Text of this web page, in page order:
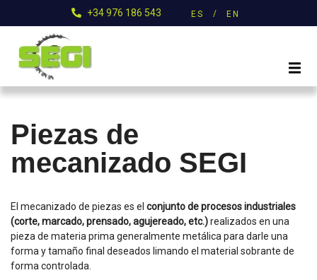
+34 976 186 543 ES EN
Piezas de
mecanizado SEGI
El mecanizado de piezas es el conjunto de procesos industriales
(corte, marcado, prensado, agujereado, etc.)realizados en una
pieza de materia prima generalmente metálica para darle una
forma y tamaño final deseados limando el material sobrante de
forma controlada.